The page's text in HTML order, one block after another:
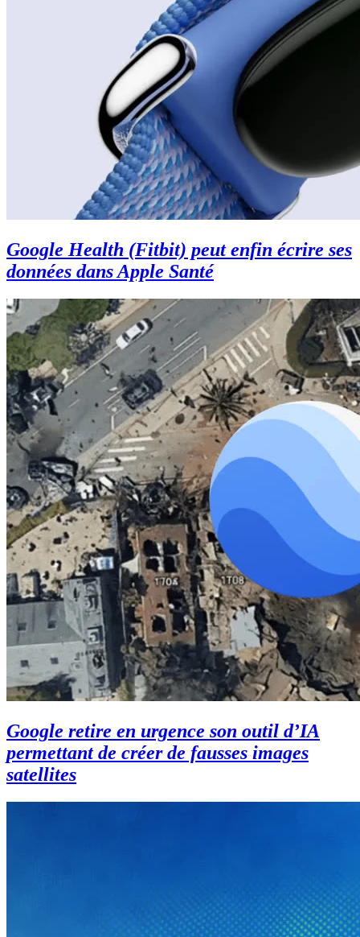
Google Health (Fitbit) peut enfin écrire ses
données dans Apple Santé
Google retire en urgence son outil d’IA
permettant de créer de fausses images
satellites